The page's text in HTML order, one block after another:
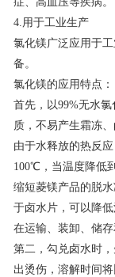
4.用于工业生产
氯化镁广泛应用于
备。
氯化镁的应用特点：
首先，以99%无水
质，不易产生霜冻
由于水释放的热反
100℃，当温度降低
缩短菱镁产品的脱
于卤水片，可以降
在运输、装卸、储存
第二，勾兑卤水时
出烫伤，溶解时间